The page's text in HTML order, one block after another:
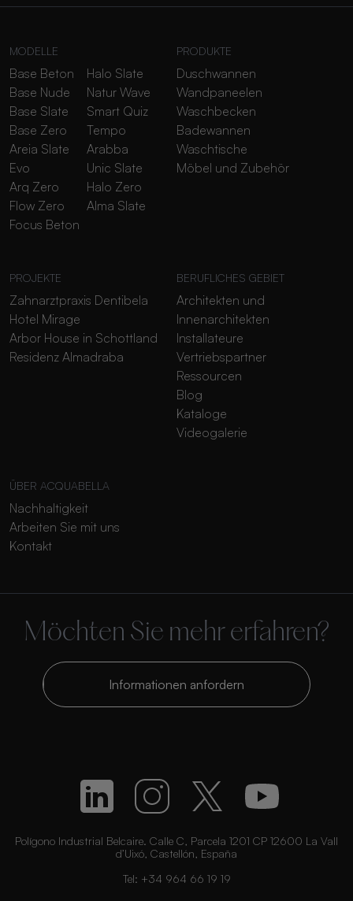
MODELLE
Base Beton
Base Nude
Base Slate
Base Zero
Areia Slate
Evo
Arq Zero
Flow Zero
Focus Beton
Halo Slate
Natur Wave
Smart Quiz
Tempo
Arabba
Unic Slate
Halo Zero
Alma Slate
PRODUKTE
Duschwannen
Wandpaneelen
Waschbecken
Badewannen
Waschtische
Möbel und Zubehör
PROJEKTE
Zahnarztpraxis Dentibela
Hotel Mirage
Arbor House in Schottland
Residenz Almadraba
BERUFLICHES GEBIET
Architekten und
Innenarchitekten
Installateure
Vertriebspartner
Ressourcen
Blog
Kataloge
Videogalerie
ÜBER ACQUABELLA
Nachhaltigkeit
Arbeiten Sie mit uns
Kontakt
Möchten Sie mehr erfahren?
Informationen anfordern
Polígono Industrial Belcaire. Calle C, Parcela 1201 CP 12600 La Vall
d’Uixó, Castellón, España
Tel: +34 964 66 19 19